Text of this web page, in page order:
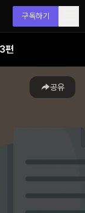
구독하기
편
공유